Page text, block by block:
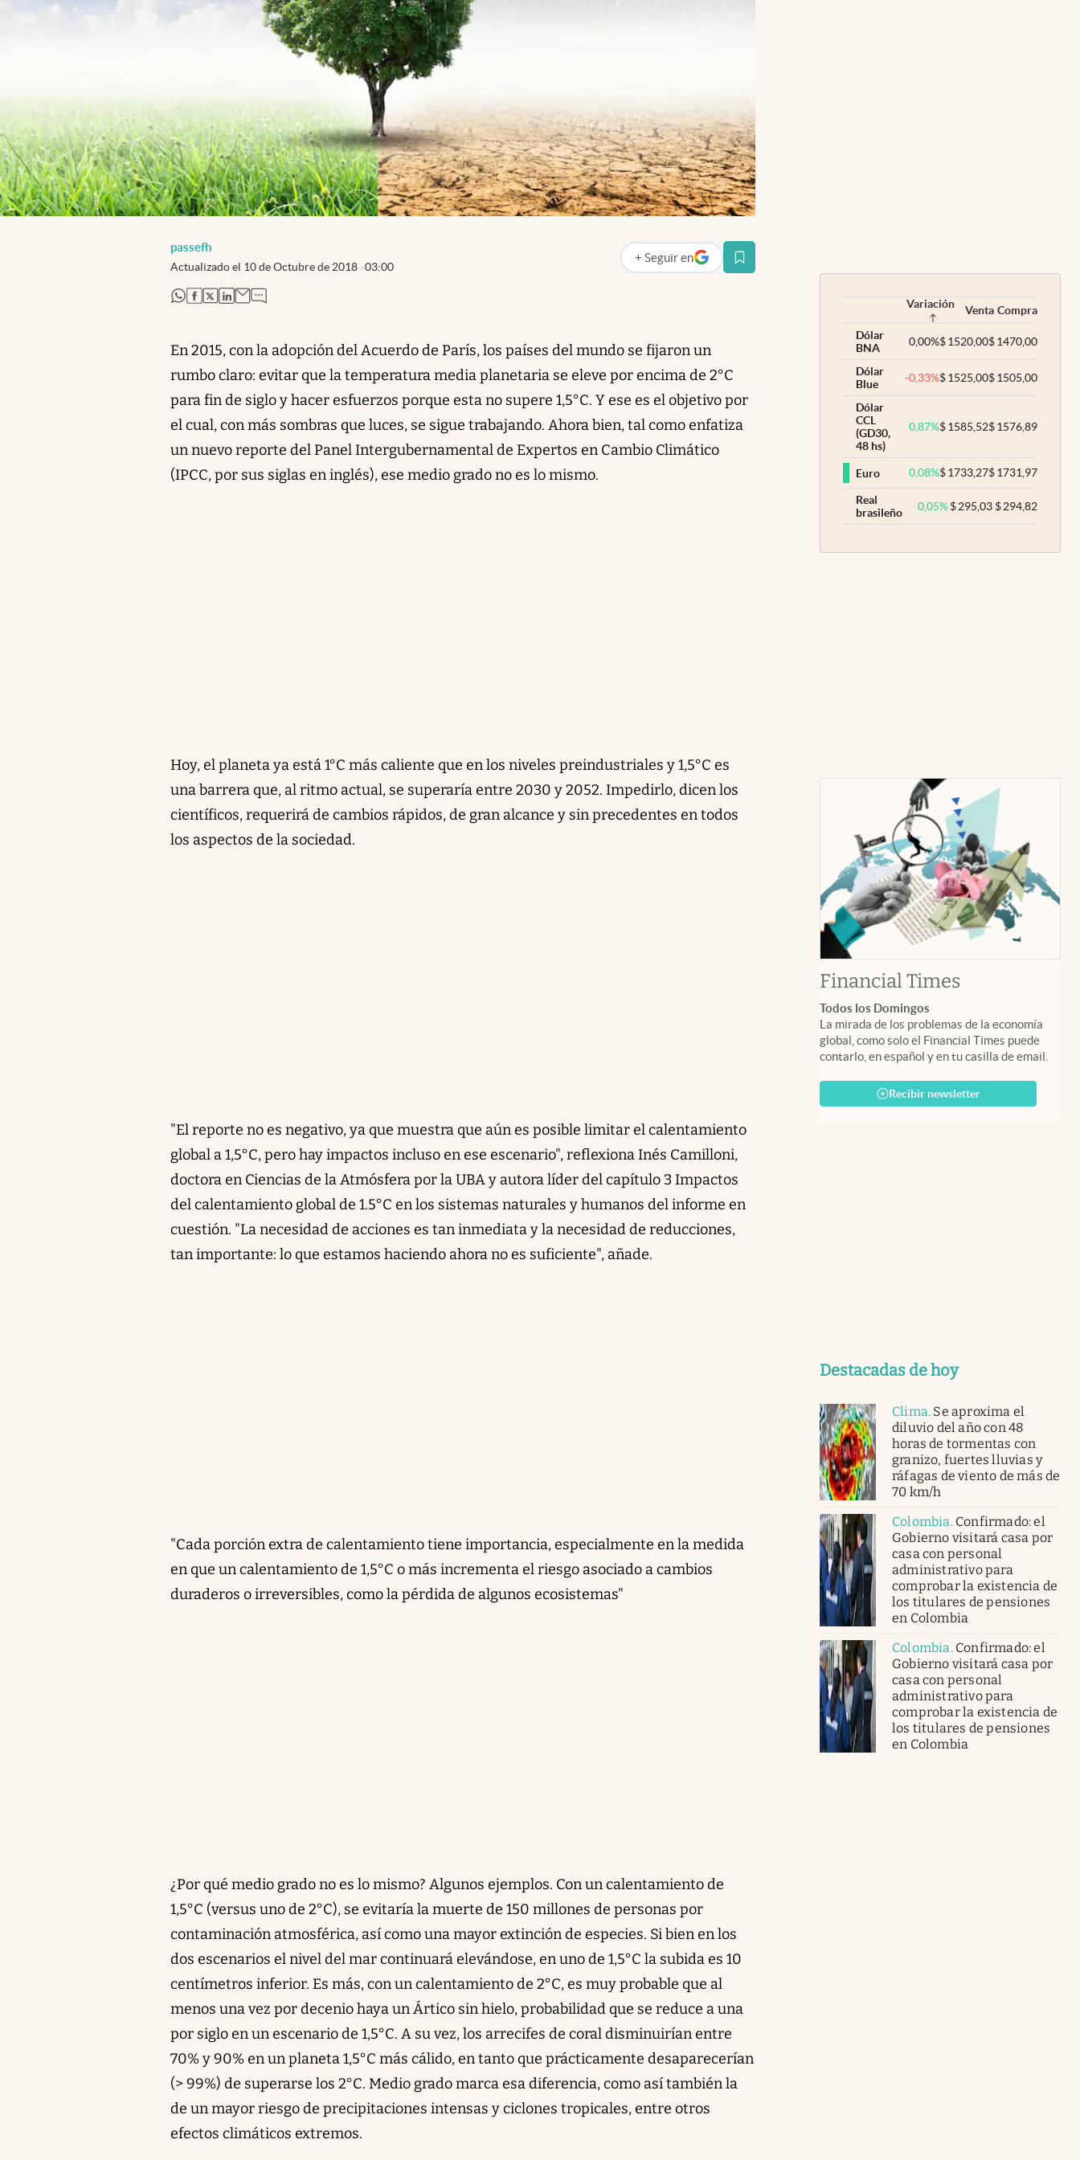
passefh
Actualizado el 10 de Octubre de 2018 03:00
+ Seguir en
abre en nueva pestaña
abre en nueva pestaña
abre en nueva pestaña
abre en nueva pestaña
abre en nueva pestaña
En 2015, con la adopción del Acuerdo de París, los países del mundo se fijaron un
rumbo claro: evitar que la temperatura media planetaria se eleve por encima de 2°C
para fin de siglo y hacer esfuerzos porque esta no supere 1,5°C. Y ese es el objetivo por
el cual, con más sombras que luces, se sigue trabajando. Ahora bien, tal como enfatiza
un nuevo reporte del Panel Intergubernamental de Expertos en Cambio Climático
(IPCC, por sus siglas en inglés), ese medio grado no es lo mismo.
Hoy, el planeta ya está 1°C más caliente que en los niveles preindustriales y 1,5°C es
una barrera que, al ritmo actual, se superaría entre 2030 y 2052. Impedirlo, dicen los
científicos, requerirá de cambios rápidos, de gran alcance y sin precedentes en todos
los aspectos de la sociedad.
"El reporte no es negativo, ya que muestra que aún es posible limitar el calentamiento
global a 1,5°C, pero hay impactos incluso en ese escenario", reflexiona Inés Camilloni,
doctora en Ciencias de la Atmósfera por la UBA y autora líder del capítulo 3 Impactos
del calentamiento global de 1.5°C en los sistemas naturales y humanos del informe en
cuestión. "La necesidad de acciones es tan inmediata y la necesidad de reducciones,
tan importante: lo que estamos haciendo ahora no es suficiente", añade.
"Cada porción extra de calentamiento tiene importancia, especialmente en la medida
en que un calentamiento de 1,5°C o más incrementa el riesgo asociado a cambios
duraderos o irreversibles, como la pérdida de algunos ecosistemas"
¿Por qué medio grado no es lo mismo? Algunos ejemplos. Con un calentamiento de
1,5°C (versus uno de 2°C), se evitaría la muerte de 150 millones de personas por
contaminación atmosférica, así como una mayor extinción de especies. Si bien en los
dos escenarios el nivel del mar continuará elevándose, en uno de 1,5°C la subida es 10
centímetros inferior. Es más, con un calentamiento de 2°C, es muy probable que al
menos una vez por decenio haya un Ártico sin hielo, probabilidad que se reduce a una
por siglo en un escenario de 1,5°C. A su vez, los arrecifes de coral disminuirían entre
70% y 90% en un planeta 1,5°C más cálido, en tanto que prácticamente desaparecerían
(> 99%) de superarse los 2°C. Medio grado marca esa diferencia, como así también la
de un mayor riesgo de precipitaciones intensas y ciclones tropicales, entre otros
efectos climáticos extremos.
Variación Venta Compra
Dólar
BNA
0,00%$1520,00$1470,00
Dólar
Blue
-0,33%$1525,00$1505,00
Dólar
CCL
(GD30,
48 hs)
0,87%$1585,52$1576,89
Euro 0,08%$1733,27$1731,97
Real
brasileño
0,05% $295,03 $294,82
Financial Timesabre en
Todos los Domingos
La mirada de los problemas de la economía
global, como solo el Financial Times puede
contarlo, en español y en tu casilla de email.
Recibir newsletter
Destacadas de hoy
Clima. Se aproxima el
diluvio del año con 48
horas de tormentas con
granizo, fuertes lluvias y
ráfagas de viento de más de
70 km/h
Colombia. Confirmado: el
Gobierno visitará casa por
casa con personal
administrativo para
comprobar la existencia de
los titulares de pensiones
en Colombia
Colombia. Confirmado: el
Gobierno visitará casa por
casa con personal
administrativo para
comprobar la existencia de
los titulares de pensiones
en Colombia